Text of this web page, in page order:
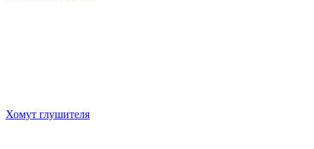
Хомут глушителя